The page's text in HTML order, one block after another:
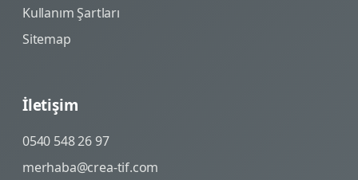
Kullanım Şartları
Sitemap
İletişim
0540 548 26 97
merhaba@crea-tif.com